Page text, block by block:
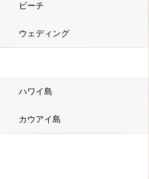
ビーチ
ウェディング
ハワイ島
カウアイ島